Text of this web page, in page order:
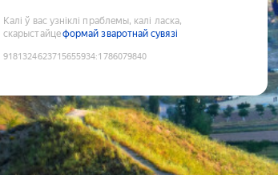
Калі ў вас узніклі праблемы, калі ласка,
скарыстайцеформай зваротнай сувязі
9181324623715655934:1786079840